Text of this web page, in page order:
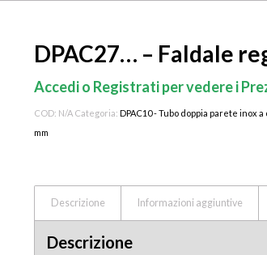
DPAC27… – Faldale
Accedi o Registrati per vedere i
COD: N/A Categoria:DPAC10 - Tubo doppia parete
mm
Descrizione Informazioni aggiuntive
Descrizione